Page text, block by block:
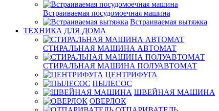
Встраиваемая посудомоечная машина
Встраиваемая вытяжка
ТЕХНИКА ДЛЯ ДОМА
СТИРАЛЬНАЯ МАШИНА АВТОМАТ
СТИРАЛЬНАЯ МАШИНА ПОЛУАВТОМАТ
ЦЕНТРИФУГА
ПЫЛЕСОС
ШВЕЙНАЯ МАШИНА
ОВЕРЛОК